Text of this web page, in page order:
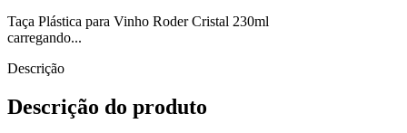
Taça Plástica para Vinho Roder Cristal 230ml
carregando...
Descrição
Descrição do produto